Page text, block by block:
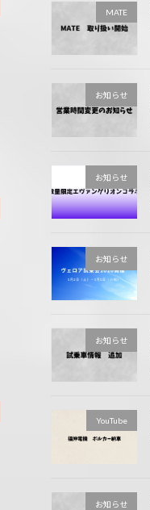
MATE
お知らせ
お知らせ
お知らせ
お知らせ
YouTube
お知らせ